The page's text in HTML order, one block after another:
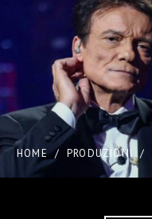
HOME / PRODUZIONI /